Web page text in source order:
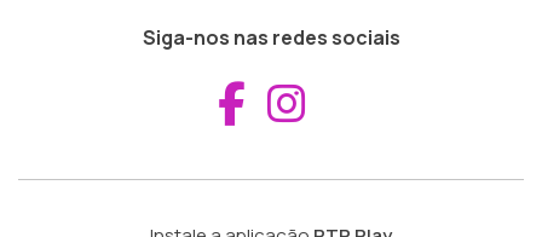
Siga-nos nas redes sociais
Aceder ao